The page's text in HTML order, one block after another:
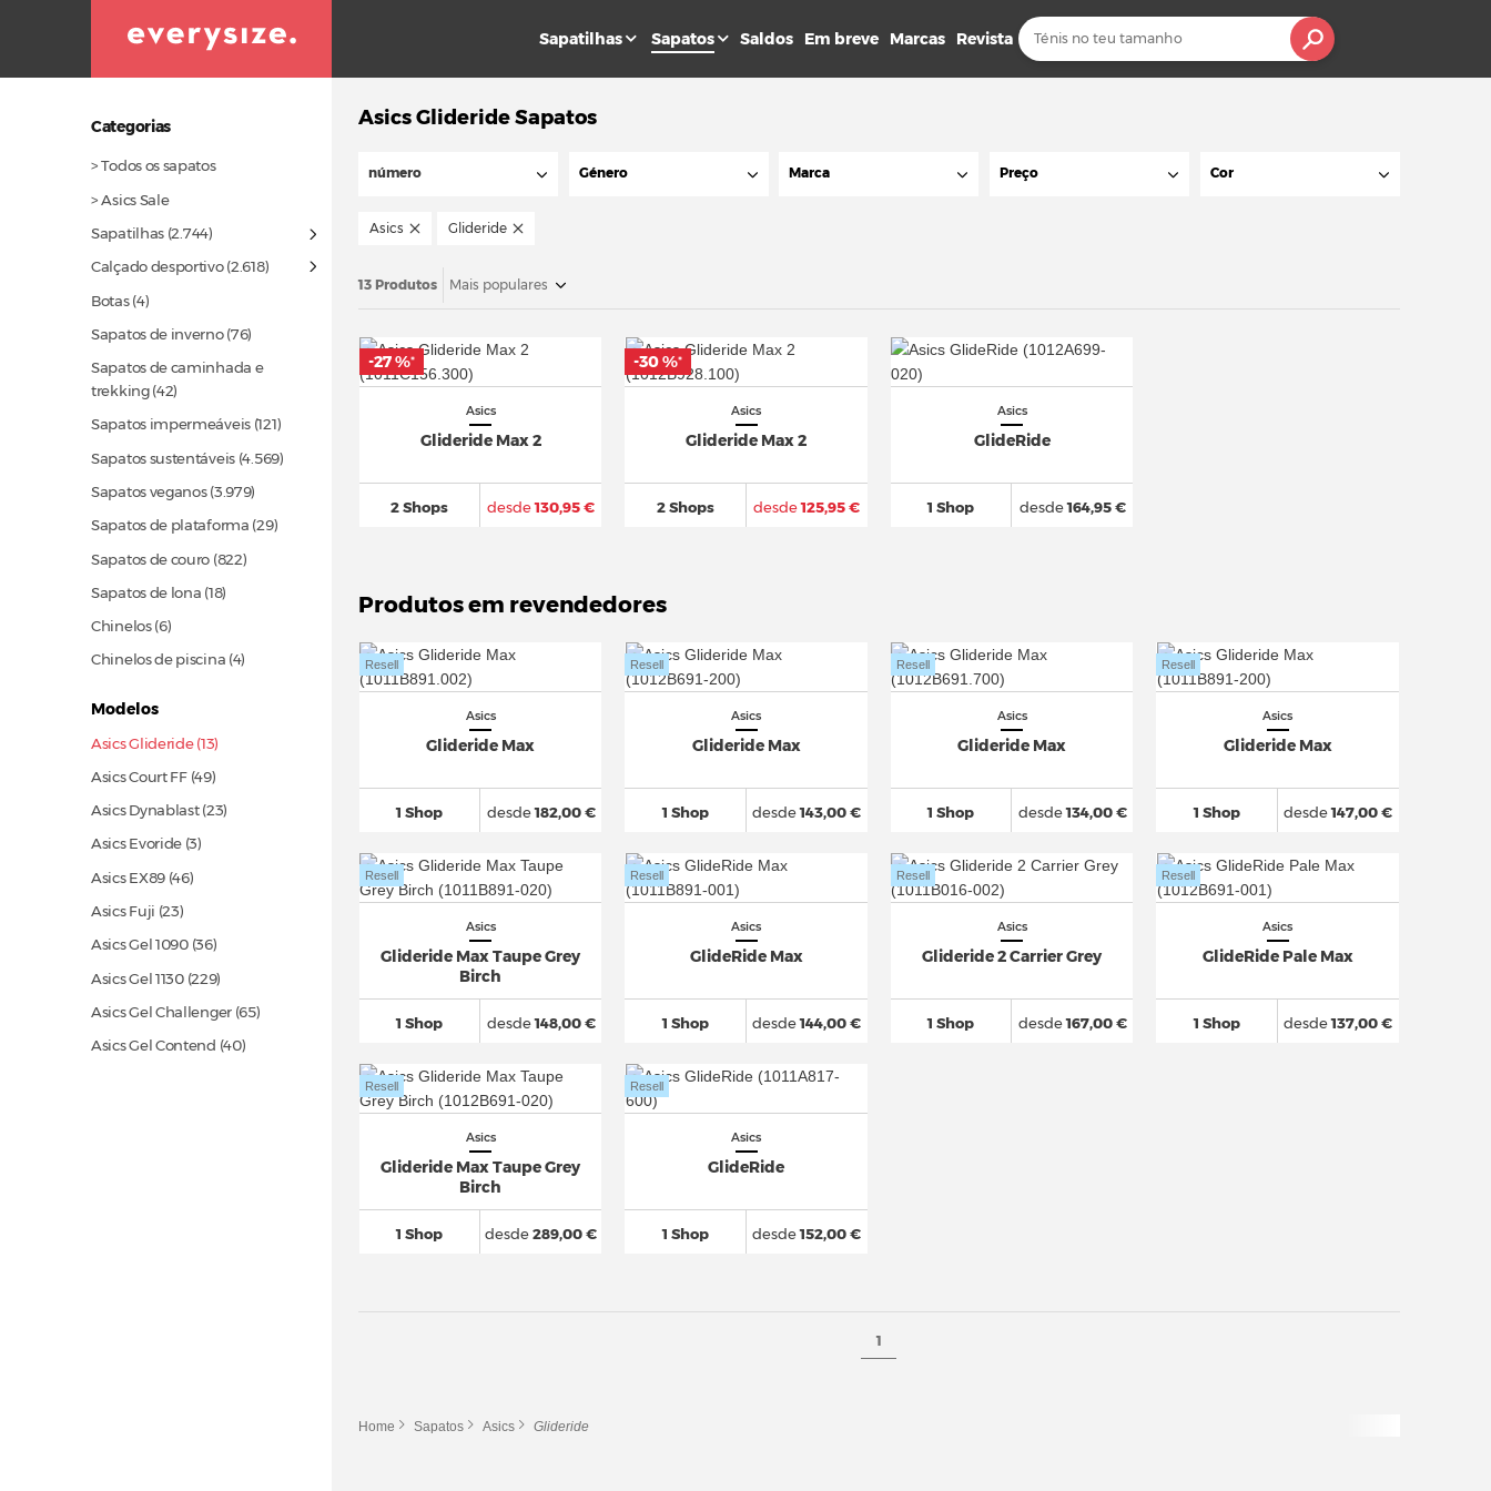
Sapatilhas Sapatos Saldos Em breve Marcas Revista
Categorias
> Todos os sapatos
> Asics Sale
Sapatilhas (2.744)
Calçado desportivo(2.618)
Botas (4)
Sapatos de inverno(76)
Sapatos de caminhada e
trekking(42)
Sapatos impermeáveis (121)
Sapatos sustentáveis (4.569)
Sapatos veganos(3.979)
Sapatos de plataforma (29)
Sapatos de couro (822)
Sapatos de lona (18)
Chinelos (6)
Chinelos de piscina (4)
Modelos
Asics Glideride (13)
Asics Court FF(49)
Asics Dynablast(23)
Asics Evoride (3)
Asics EX89 (46)
Asics Fuji (23)
Asics Gel 1090(36)
Asics Gel 1130(229)
Asics Gel Challenger (65)
Asics Gel Contend (40)
Asics Glideride Sapatos
número Género Marca Preço Cor
Asics Glideride
13 Produtos Mais populares
Asics
Glideride Max 2
2 Shops desde130,95 €
-27 %*
Asics
Glideride Max 2
2 Shops desde125,95 €
-30 %*
Asics
GlideRide
1 Shop desde164,95 €
Produtos em revendedores
Asics
Glideride Max
1 Shop
Resell
desde182,00 €
Asics
Glideride Max
1 Shop
Resell
desde143,00 €
Asics
Glideride Max
1 Shop
Resell
desde134,00 €
Asics
Glideride Max
1 Shop
Resell
desde147,00 €
Asics
Glideride Max Taupe Grey
Birch
1 Shop
Resell
desde148,00 €
Asics
GlideRide Max
1 Shop
Resell
desde144,00 €
Asics
Glideride 2 Carrier Grey
1 Shop
Resell
desde167,00 €
Asics
GlideRide Pale Max
1 Shop
Resell
desde137,00 €
Asics
Glideride Max Taupe Grey
Birch
1 Shop
Resell
desde289,00 €
Asics
GlideRide
1 Shop
Resell
desde152,00 €
1
Home Sapatos Asics Glideride